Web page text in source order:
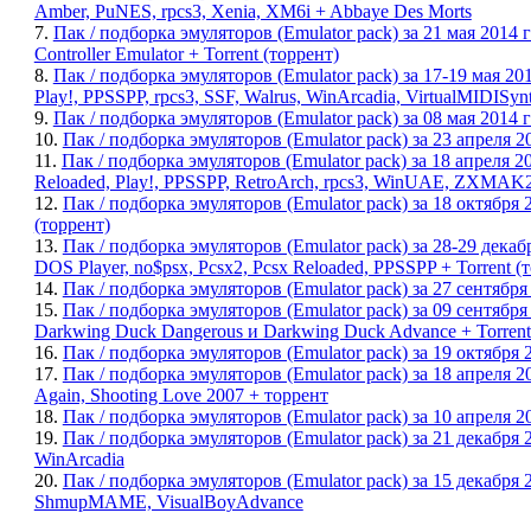
Amber, PuNES, rpcs3, Xenia, XM6i + Abbaye Des Morts
7. Пак / подборка эмуляторов (Emulator pack) за 21 мая
Controller Emulator + Torrent (торрент)
8. Пак / подборка эмуляторов (Emulator pack) за 17-19 мая
Play!, PPSSPP, rpcs3, SSF, Walrus, WinArcadia,
9. Пак / подборка эмуляторов (Emulator pack) за 08 мая
10. Пак / подборка эмуляторов (Emulator pack) за 23
11. Пак / подборка эмуляторов (Emulator pack) за 18
Reloaded, Play!, PPSSPP, RetroArch, rpcs3, WinUAE,
12. Пак / подборка эмуляторов (Emulator pack) за 18
(торрент)
13. Пак / подборка эмуляторов (Emulator pack) за 28-29
DOS Player, no$psx, Pcsx2, Pcsx Reloaded, PPSSPP + Torrent
14. Пак / подборка эмуляторов (Emulator pack) за 27
15. Пак / подборка эмуляторов (Emulator pack) за 09
Darkwing Duck Dangerous и Darkwing Duck Advance +
16. Пак / подборка эмуляторов (Emulator pack) за 19
17. Пак / подборка эмуляторов (Emulator pack) за 18 апреля
Again, Shooting Love 2007 + торрент
18. Пак / подборка эмуляторов (Emulator pack) за 10
19. Пак / подборка эмуляторов (Emulator pack) за 21
WinArcadia
20. Пак / подборка эмуляторов (Emulator pack) за 15
ShmupMAME, VisualBoyAdvance